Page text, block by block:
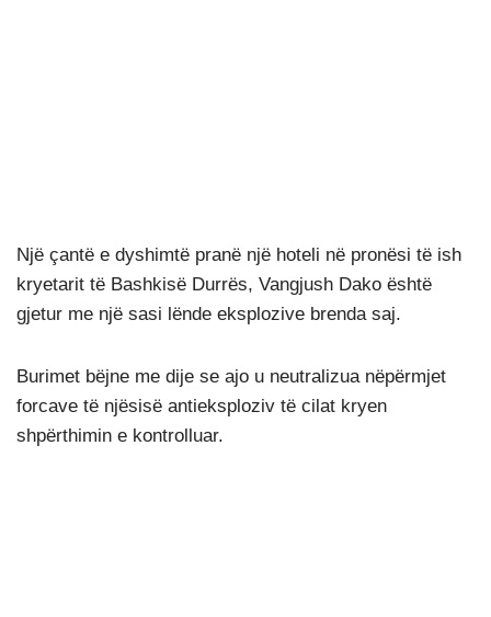
Një çantë e dyshimtë pranë një hoteli në pronësi të ish
kryetarit të Bashkisë Durrës, Vangjush Dako është
gjetur me një sasi lënde eksplozive brenda saj.
Burimet bëjne me dije se ajo u neutralizua nëpërmjet
forcave të njësisë antieksploziv të cilat kryen
shpërthimin e kontrolluar.